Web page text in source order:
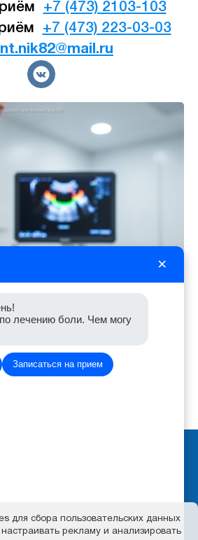
для сбора пользовательских данных
рекламу и анализировать
+7 (473) 2103-103
+7 (473) 223-03-03
сайта: 2026-08-06 06:55:48
пользователей
×
лечению боли. Чем могу
Записаться на прием